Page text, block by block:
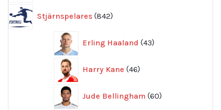
Stjärnspelares 842
produkter
Erling Haaland 43
produkter
Harry Kane 46
produkter
Jude Bellingham 60
produkter